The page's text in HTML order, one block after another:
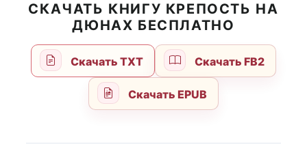
СКАЧАТЬ КНИГУ КРЕПОСТЬ НА
ДЮНАХ БЕСПЛАТНО
Скачать TXT Скачать FB2
Скачать EPUB